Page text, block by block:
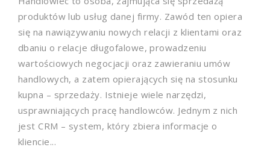
produktów lub usług danej firmy. Zawód ten opiera
się na nawiązywaniu nowych relacji z klientami oraz
dbaniu o relacje długofalowe, prowadzeniu
wartościowych negocjacji oraz zawieraniu umów
handlowych, a zatem opierających się na stosunku
kupna – sprzedaży. Istnieje wiele narzędzi,
usprawniających pracę handlowców. Jednym z nich
jest CRM – system, który zbiera informacje o
kliencie...